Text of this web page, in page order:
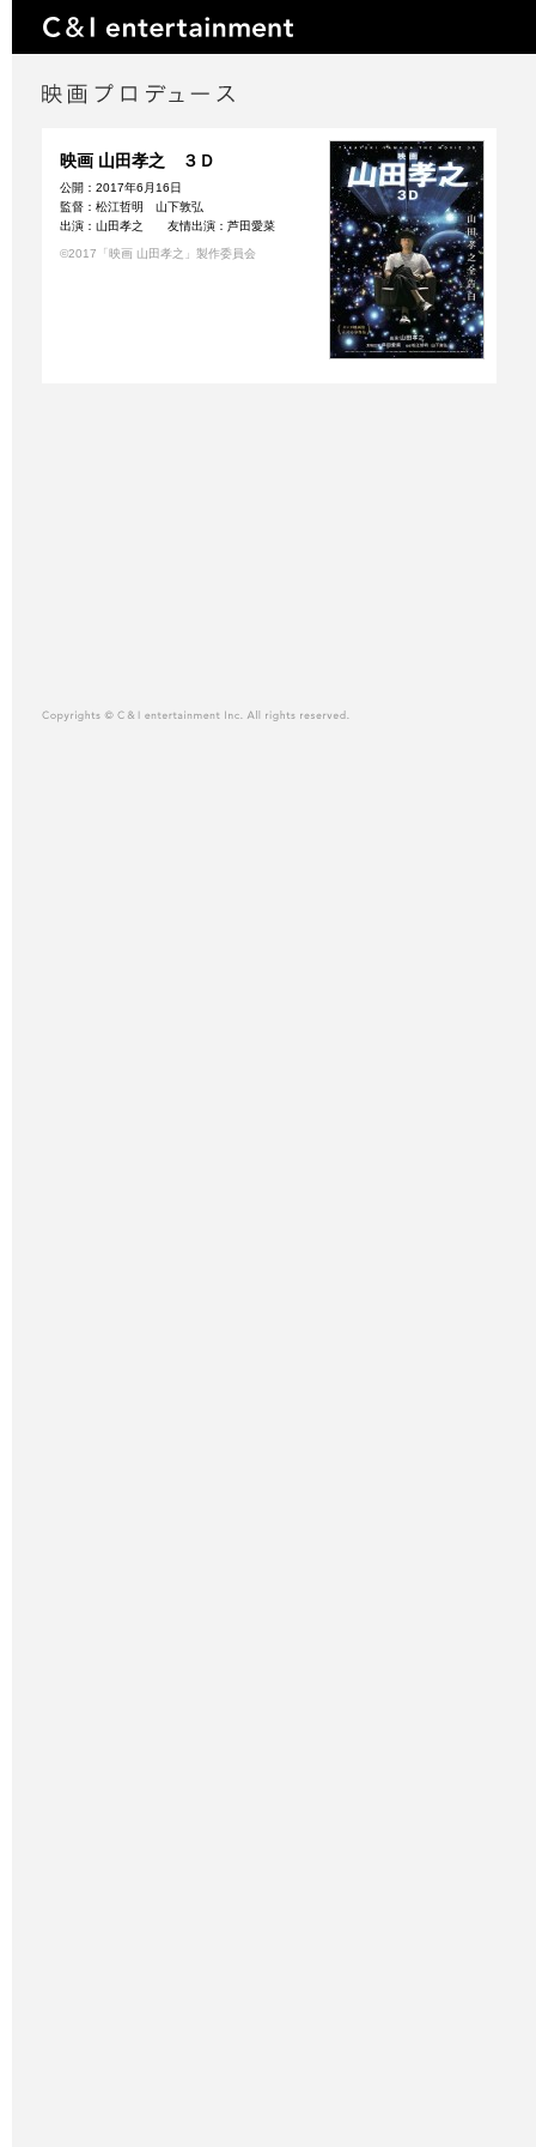
映画 山田孝之 ３Ｄ
公開：2017年6月16日
監督：松江哲明 山下敦弘
出演：山田孝之 友情出演：芦田愛菜
©2017「映画 山田孝之」製作委員会